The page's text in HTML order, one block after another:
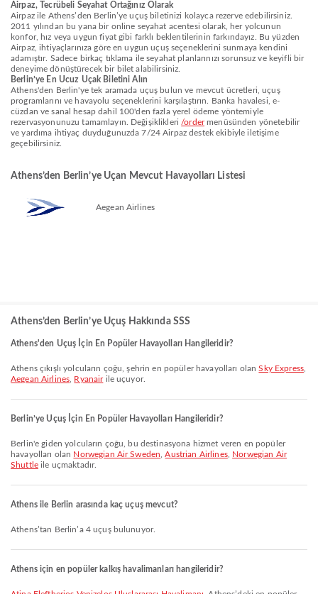
Airpaz, Tecrübeli Seyahat Ortağınız Olarak
Airpaz ile Athens’den Berlin’ye uçuş biletinizi kolayca rezerve edebilirsiniz.
2011 yılından bu yana bir online seyahat acentesi olarak, her yolcunun
konfor, hız veya uygun fiyat gibi farklı beklentilerinin farkındayız. Bu yüzden
Airpaz, ihtiyaçlarınıza göre en uygun uçuş seçeneklerini sunmaya kendini
adamıştır. Sadece birkaç tıklama ile seyahat planlarınızı sorunsuz ve keyifli bir
deneyime dönüştürecek bir bilet alabilirsiniz.
Berlin’ye En Ucuz Uçak Biletini Alın
Athens'den Berlin'ye tek aramada uçuş bulun ve mevcut ücretleri, uçuş
programlarını ve havayolu seçeneklerini karşılaştırın. Banka havalesi, e-
cüzdan ve sanal hesap dahil 100'den fazla yerel ödeme yöntemiyle
rezervasyonunuzu tamamlayın. Değişiklikleri /ordermenüsünden yönetebilir
ve yardıma ihtiyaç duyduğunuzda 7/24 Airpaz destek ekibiyle iletişime
geçebilirsiniz.
Athens’den Berlin’ye Uçan Mevcut Havayolları Listesi
Aegean Airlines
Athens’den Berlin’ye Uçuş Hakkında SSS
Athens'den Uçuş İçin En Popüler Havayolları Hangileridir?
Athens çıkışlı yolcuların çoğu, şehrin en popüler havayolları olanSky Express,
Aegean Airlines Ryanairile uçuyor.
Berlin’ye Uçuş İçin En Popüler Havayolları Hangileridir?
Berlin'e giden yolcuların çoğu, bu destinasyona hizmet veren en popüler
havayolları olan Norwegian Air Sweden ,Austrian Airlines, Norwegian Air
Shuttleile uçmaktadır.
Athens ile Berlin arasında kaç uçuş mevcut?
Athens’tan Berlin’a 4 uçuş bulunuyor.
Athens için en popüler kalkış havalimanları hangileridir?